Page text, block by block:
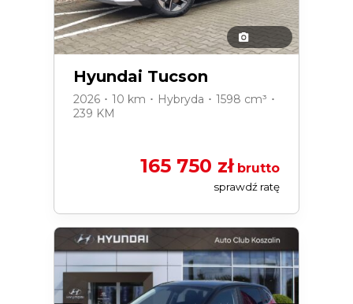
Hyundai Tucson
2026 ･ 10 km ･ Hybryda ･ 1598 cm³ ･
239 KM
165 750 złbrutto
sprawdź ratę